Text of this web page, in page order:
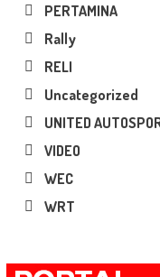
PERTAMINA
Rally
RELI
Uncategorized
UNITED
VIDEO
WEC
WRT